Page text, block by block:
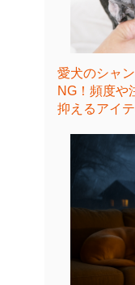
愛犬のシャ
NG！頻度や
抑えるアイ